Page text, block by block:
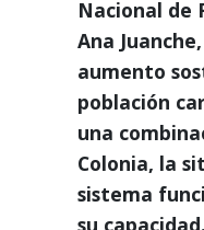
Nacional de
Ana
aumento
población
una
Colonia, la
sistema
su